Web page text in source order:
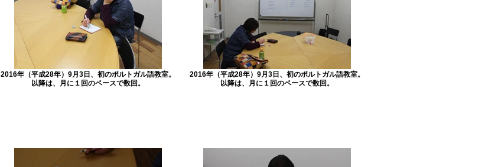
2016年（平成28年）9月3日、初のポルトガル語教室。
以降は、月に１回のペースで数回。
2016年（平成28年）9月3日、初のポルトガル語教室。
以降は、月に１回のペースで数回。